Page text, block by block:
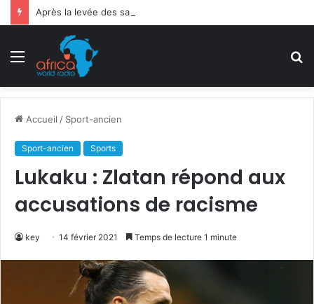
Menu
Accueil / Sport-ancien
Sport-ancien Sports
Lukaku : Zlatan répond aux
accusations de racisme
key 14 février 2021 Temps de lecture 1 minute